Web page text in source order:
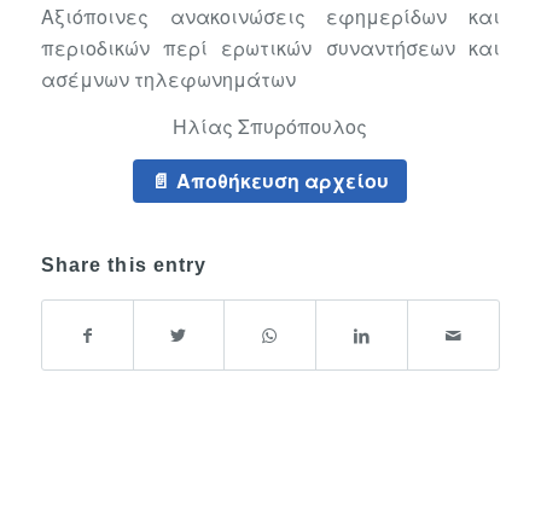
Αξιόποινες ανακοινώσεις εφημερίδων και
περιοδικών περί ερωτικών συναντήσεων και
ασέμνων τηλεφωνημάτων
Ηλίας Σπυρόπουλος
Αποθήκευση αρχείου
Share this entry